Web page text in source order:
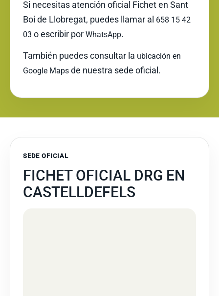
Si necesitas atención oficial Fichet en Sant
Boi de Llobregat, puedes llamar al 658 15 42
03 o escribir por WhatsApp.
También puedes consultar la ubicación en
Google Maps de nuestra sede oficial.
SEDE OFICIAL
FICHET OFICIAL DRG EN
CASTELLDEFELS